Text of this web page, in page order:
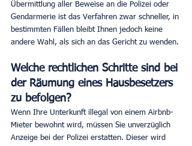
Übermittlung aller Beweise an die Polizei oder
Gendarmerie ist das Verfahren zwar schneller, in
bestimmten Fällen bleibt Ihnen jedoch keine
andere Wahl, als sich an das Gericht zu wenden.
Welche rechtlichen Schritte sind bei
der Räumung eines Hausbesetzers
zu befolgen?
Wenn Ihre Unterkunft illegal von einem Airbnb-
Mieter bewohnt wird, müssen Sie unverzüglich
Anzeige bei der Polizei erstatten. Dieser wird